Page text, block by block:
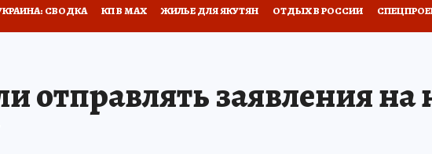
СВОДКА КП В МАХ ЖИЛЬЕ ДЛЯ ЯКУТЯН ОТДЫХ В РОССИИ
отправлять заявления